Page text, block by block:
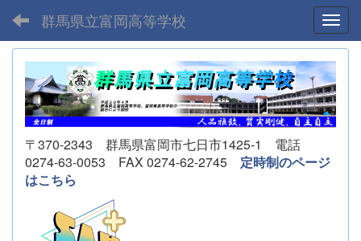
群馬県立富岡高等学校
〒370-2343 群馬県富岡市七日市1425-1 電話
0274-63-0053 FAX 0274-62-2745 定時制のページ
はこちら